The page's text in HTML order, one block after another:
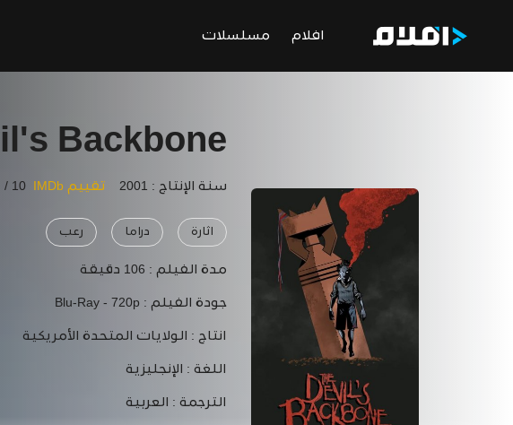
افلام مسلسلات
Backbone
سنة الإنتاج : 2001 تقييم IMDb 10 /
اثارة دراما رعب
مدة الفيلم : 106 دقيقة
جودة الفيلم : Blu-Ray - 720p
انتاج : الولايات المتحدة الأمريكية
اللغة : الإنجليزية
الترجمة : العربية